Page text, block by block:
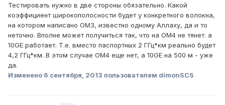
Тестировать нужно в две стороны обязательно. Какой
коэффициент широкополосности будет у конкретного волокна,
на котором написано ОМ3, известно одному Аллаху, да и то
неточно. Вполне может получиться так, что на ОМ4 не тянет. а
10GЕ работает. Т.е. вместо паспортных 2 ГГц*км реально будет
4,2 ГГц*км. В этом случае ОМ4 еще нет, а 10GE на 500 м - уже
да.
Изменено 6 сентября, 2013 пользователем dimonSCS